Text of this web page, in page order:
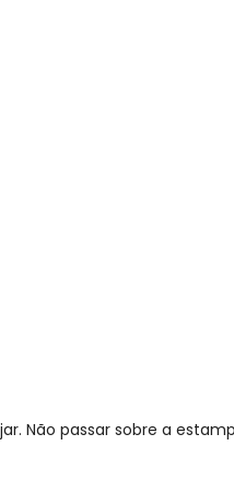
- Vestido Godê Listrado
Não passar sobre a